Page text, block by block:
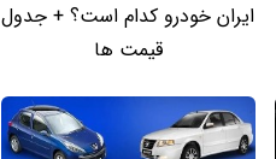
ایران خودرو کدام است؟ + جدول
قیمت ها